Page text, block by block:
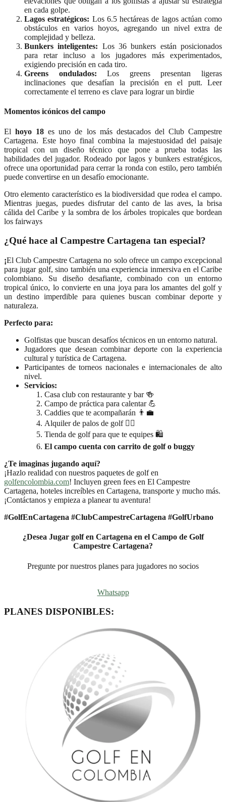
en cada golpe.
Lagos estratégicos: Los 6.5 hectáreas de lagos actúan como
obstáculos en varios hoyos, agregando un nivel extra de
complejidad y belleza.
Bunkers inteligentes: Los 36 bunkers están posicionados
para retar incluso a los jugadores más experimentados,
exigiendo precisión en cada tiro.
Greens ondulados: Los greens presentan ligeras
inclinaciones que desafían la precisión en el putt. Leer
correctamente el terreno es clave para lograr un birdie
Momentos icónicos del campo
Elhoyo 18 es uno de los más destacados del Club Campestre
Cartagena. Este hoyo final combina la majestuosidad del paisaje
tropical con un diseño técnico que pone a prueba todas las
habilidades del jugador. Rodeado por lagos y bunkers estratégicos,
ofrece una oportunidad para cerrar la ronda con estilo, pero también
puede convertirse en un desafío emocionante.
Otro elemento característico es la biodiversidad que rodea el campo.
Mientras juegas, puedes disfrutar del canto de las aves, la brisa
cálida del Caribe y la sombra de los árboles tropicales que bordean
los fairways
¿Qué hace al Campestre Cartagena tan especial?
¡El Club Campestre Cartagena no solo ofrece un campo excepcional
para jugar golf, sino también una experiencia inmersiva en el Caribe
colombiano. Su diseño desafiante, combinado con un entorno
tropical único, lo convierte en una joya para los amantes del golf y
un destino imperdible para quienes buscan combinar deporte y
naturaleza.
Perfecto para:
Golfistas que buscan desafíos técnicos en un entorno natural.
Jugadores que desean combinar deporte con la experiencia
cultural y turística de Cartagena.
Participantes de torneos nacionales e internacionales de alto
nivel.
Servicios:
Casa club con restaurante y bar 🍻
Campo de práctica para calentar 💪
Caddies que te acompañarán 👨‍💼
Alquiler de palos de golf 🏌️‍♀️
Tienda de golf para que te equipes 🛍️
El campo cuenta con carrito de golf o buggy
¿Te imaginas jugando aquí?
¡Hazlo realidad con nuestros paquetes de golf en
golfencolombia.com! Incluyen green fees en El Campestre
Cartagena, hoteles increíbles en Cartagena, transporte y mucho más.
¡Contáctanos y empieza a planear tu aventura!
#GolfEnCartagena #ClubCampestreCartagena #GolfUrbano
¿Desea Jugar golf en Cartagena en el Campo de Golf
Campestre Cartagena?
Pregunte por nuestros planes para jugadores no socios
Whatsapp
PLANES DISPONIBLES: